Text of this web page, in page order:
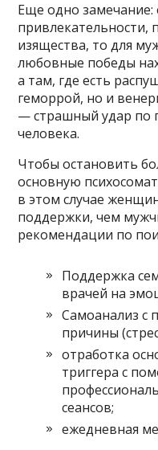
Еще одно замечание:
привлекательности,
изящества, то для
любовные победы
а там, где есть
геморрой, но и
— страшный удар по
человека.
Чтобы остановить
основную
в этом случае
поддержки, чем
рекомендации по
Поддержка
врачей на
Самоанализ с
причины
отработка
триггера с
сеансов;
ежедневная